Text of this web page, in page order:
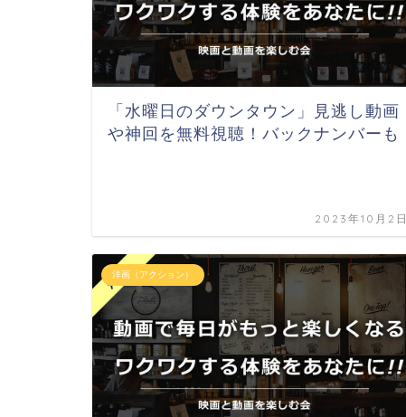
「水曜日のダウンタウン」見逃し動画
や神回を無料視聴！バックナンバーも
2023年10月2日
洋画（アクション）